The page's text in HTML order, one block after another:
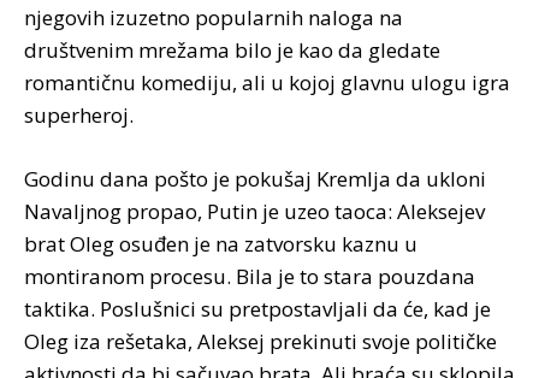
njegovih izuzetno popularnih naloga na
društvenim mrežama bilo je kao da gledate
romantičnu komediju, ali u kojoj glavnu ulogu igra
superheroj.
Godinu dana pošto je pokušaj Kremlja da ukloni
Navaljnog propao, Putin je uzeo taoca: Aleksejev
brat Oleg osuđen je na zatvorsku kaznu u
montiranom procesu. Bila je to stara pouzdana
taktika. Poslušnici su pretpostavljali da će, kad je
Oleg iza rešetaka, Aleksej prekinuti svoje političke